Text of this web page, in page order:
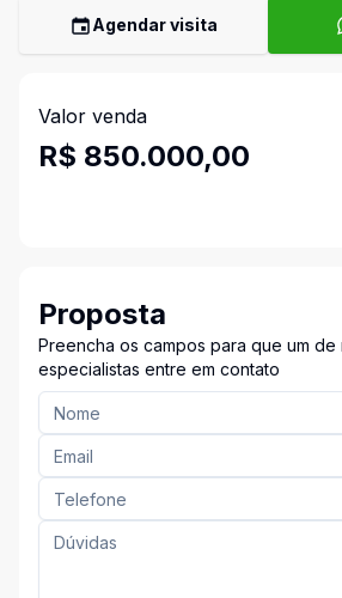
Agendar visita
Valor venda
R$ 850.000,00
Proposta
Preencha os campos para que um de
especialistas entre em contato